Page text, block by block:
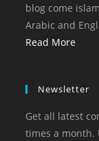
blog come
Arabic and
Read More
Newsletter
Get all latest
times a month.